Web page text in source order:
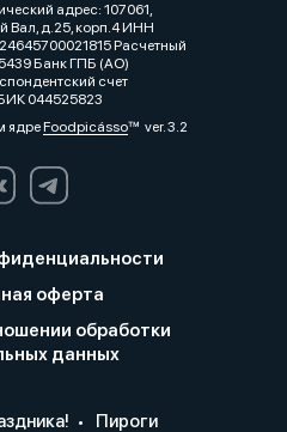
адрес: 107061,
Вал, д.25, корп.4 ИНН
Расчетный
Банк ГПБ (АО)
счет
044525823
ядреFoodpicássover. 3.2
оферта
обработки
данных
Пироги